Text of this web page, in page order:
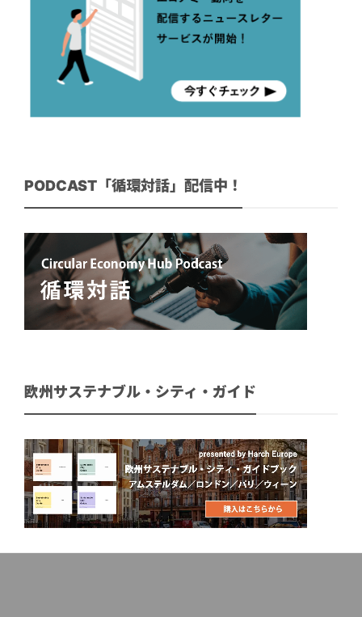
PODCAST「循環対話」配信中！
欧州サステナブル・シティ・ガイド